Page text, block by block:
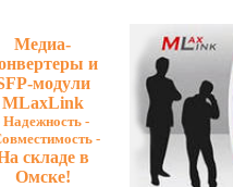
Медиа-
и
модули
MLaxLink
Надежность -
-
складе в
Омске!